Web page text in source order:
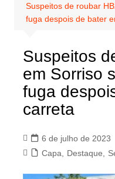
Suspeitos de roubar
fuga despois de bater
Suspeitos
em Sorriso
fuga
carreta
6 de julho de 2023
Capa
Destaque